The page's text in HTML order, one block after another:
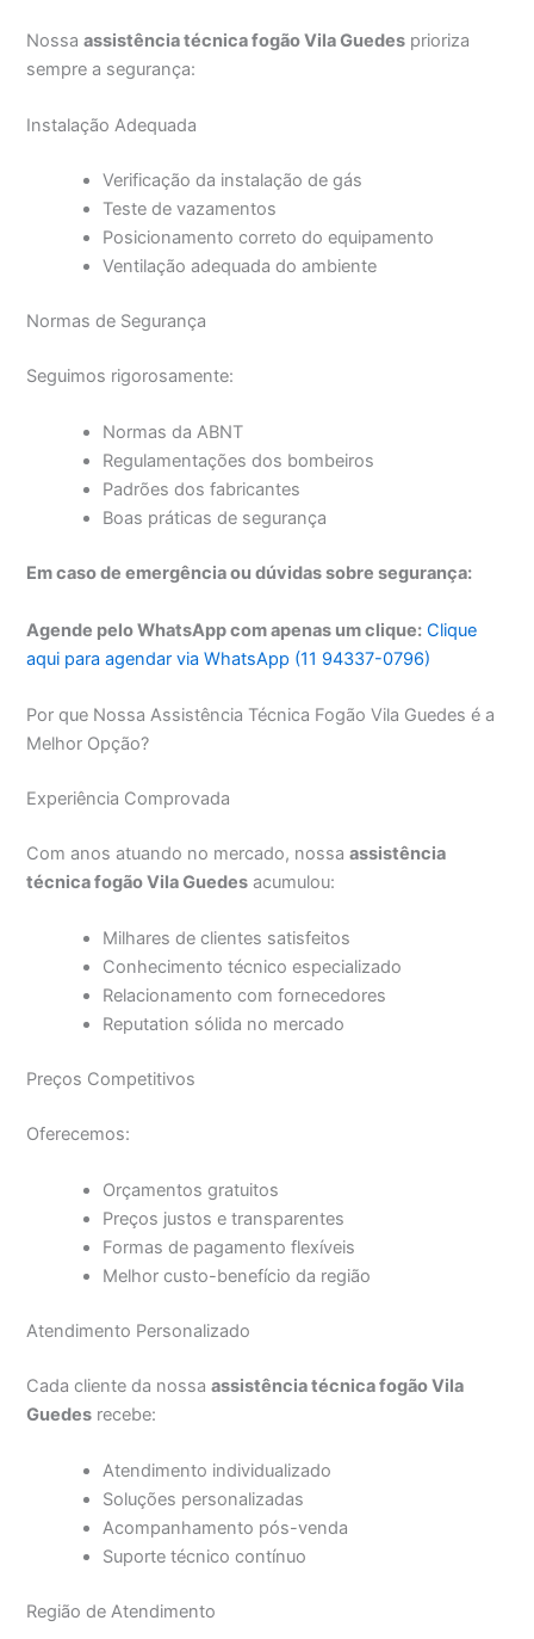
Nossaassistência técnica fogão Vila Guedes prioriza
sempre a segurança:
Instalação Adequada
Verificação da instalação de gás
Teste de vazamentos
Posicionamento correto do equipamento
Ventilação adequada do ambiente
Normas de Segurança
Seguimos rigorosamente:
Normas da ABNT
Regulamentações dos bombeiros
Padrões dos fabricantes
Boas práticas de segurança
Em caso de emergência ou dúvidas sobre segurança:
Agende pelo WhatsApp com apenas um clique: Clique
aqui para agendar via WhatsApp (11 94337-0796)
Por que Nossa Assistência Técnica Fogão Vila Guedes é a
Melhor Opção?
Experiência Comprovada
Com anos atuando no mercado, nossaassistência
técnica fogão Vila Guedes acumulou:
Milhares de clientes satisfeitos
Conhecimento técnico especializado
Relacionamento com fornecedores
Reputation sólida no mercado
Preços Competitivos
Oferecemos:
Orçamentos gratuitos
Preços justos e transparentes
Formas de pagamento flexíveis
Melhor custo-benefício da região
Atendimento Personalizado
Cada cliente da nossaassistência técnica fogão Vila
Guedes recebe:
Atendimento individualizado
Soluções personalizadas
Acompanhamento pós-venda
Suporte técnico contínuo
Região de Atendimento